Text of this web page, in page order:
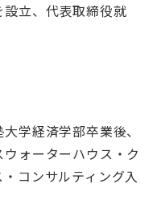
設立、代表取締役就
学経済学部卒業後、
ウォーターハウス・ク
・コンサルティング入